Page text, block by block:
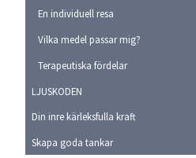
En individuell resa
Vilka medel passar mig?
Terapeutiska fördelar
LJUSKODEN
Din inre kärleksfulla kraft
Skapa goda tankar